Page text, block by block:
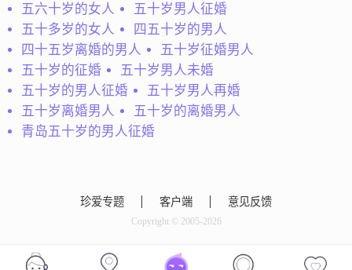
我为卿狂
英俊、睿智、上进、问
责、幽默、孝顺、爱心。
一年落叶黄，一场秋雨一
层凉。九月江南花事休，
此中...
在外，孤独向何诉。缘份
就在一线间，可陪何人共
长天一色？愿执子之手，
白首不分离。静时多想己
之不足，莫议他人是非。
这是一个美好的时代，可
能偶尔...
五六十岁的女人
五十岁男人征婚
五十多岁的女人
四五十岁的男人
四十五岁离婚的男人
五十岁征婚男人
五十岁的征婚
五十岁男人未婚
五十岁的男人征婚
五十岁男人再婚
五十岁离婚男人
五十岁的离婚男人
青岛五十岁的男人征婚
珍爱专题 客户端 意见反馈
Copyright © 2005-2026